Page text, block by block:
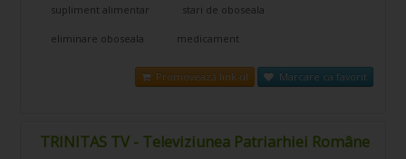
supliment alimentar stari de oboseala
eliminare oboseala medicament
Promovează link-ul Marcare ca favorit
TRINITAS TV - Televiziunea Patriarhiei Române